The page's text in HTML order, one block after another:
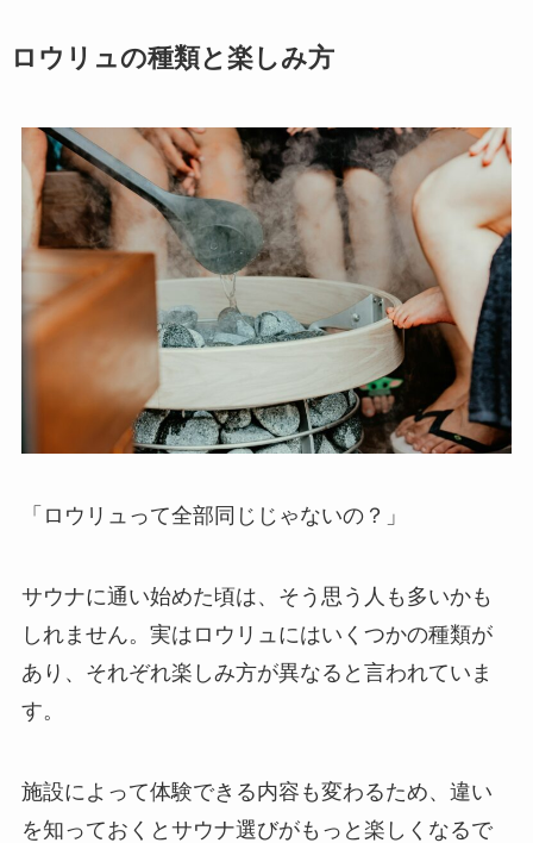
ロウリュの種類と楽しみ方
「ロウリュって全部同じじゃないの？」
サウナに通い始めた頃は、そう思う人も多いかも
しれません。実はロウリュにはいくつかの種類が
あり、それぞれ楽しみ方が異なると言われていま
す。
施設によって体験できる内容も変わるため、違い
を知っておくとサウナ選びがもっと楽しくなるで